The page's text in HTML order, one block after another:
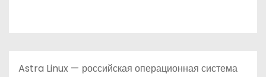
Astra Linux — российская операционная система